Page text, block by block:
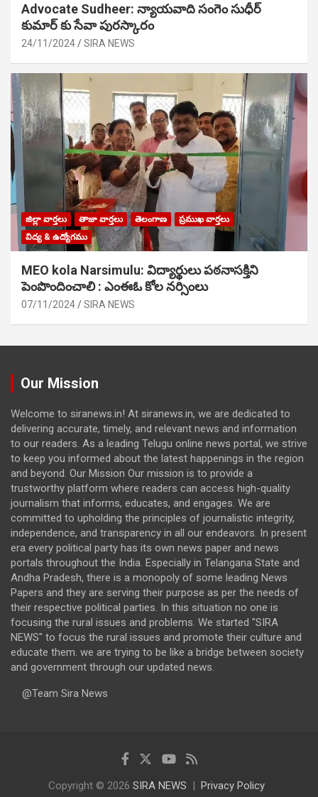
Advocate Sudheer: న్యాయవాది సంగెం సుధీర్
కుమార్ కు సేవా పురస్కారం
24/11/2024 SIRA NEWS
జిల్లా వార్తలు తాజా వార్తలు తెలంగాణ
ప్రముఖ వార్తలు
విద్య & ఉద్యోగము
MEO kola Narsimulu: విద్యార్థులు పఠ‌నాసక్తిని
పెంపొందించాలి : ఎంఈఓ కోల నర్సింలు
07/11/2024 SIRA NEWS
Our Mission
Welcome to siranews.in! At siranews.in, we are dedicated to
delivering accurate, timely, and relevant news and information
to our readers. As a leading Telugu online news portal, we strive
to keep you informed about the latest happenings in the region
and beyond. Our Mission Our mission is to provide a
trustworthy platform where readers can access high-quality
journalism that informs, educates, and engages. We are
committed to upholding the principles of journalistic integrity,
independence, and transparency in all our endeavors. In present
era every political party has its own news paper and news
portals throughout the India. Especially in Telangana State and
Andha Pradesh, there is a monopoly of some leading News
Papers and they are serving their purpose as per the needs of
their respective political parties. In this situation no one is
focusing the rural issues and problems. We started "SIRA
NEWS" to focus the rural issues and promote their culture and
educate them. we are trying to be like a bridge between society
and government through our updated news.
@Team Sira News
Copyright © 2026 SIRA NEWS Privacy Policy